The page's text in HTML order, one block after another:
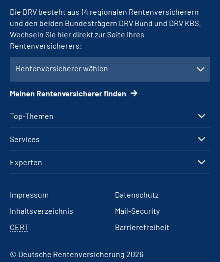
Top-Themen
Services
Experten
Die DRV besteht aus 14 regionalen Rentenversicherern
und den beiden Bundesträgern DRV Bund und DRV KBS.
Wechseln Sie hier direkt zur Seite Ihres
Rentenversicherers:
Rentenversicherer wählen
Meinen Rentenversicherer finden
Impressum
Datenschutz
Inhaltsverzeichnis
Mail-Security
CERT
Barrierefreiheit
© Deutsche Rentenversicherung 2026